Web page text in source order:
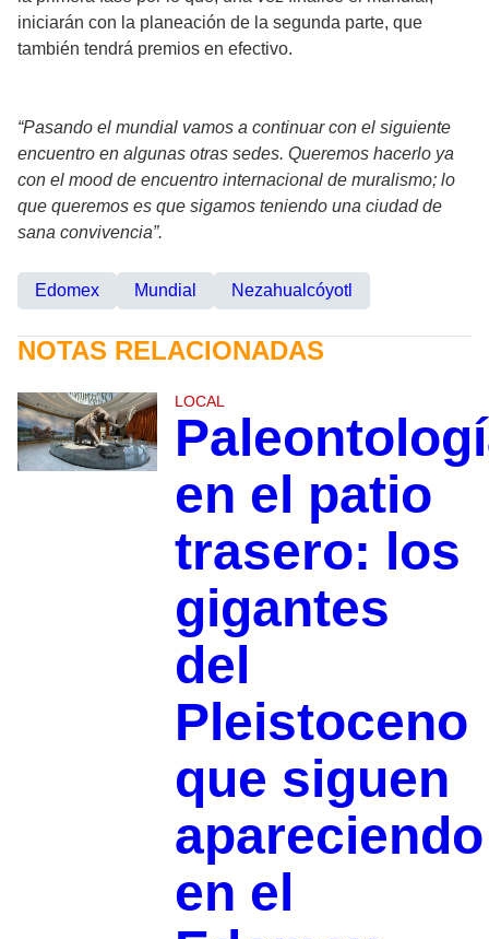
iniciarán con la planeación de la segunda parte, que
también tendrá premios en efectivo.
“Pasando el mundial vamos a continuar con el siguiente
encuentro en algunas otras sedes. Queremos hacerlo ya
con el mood de encuentro internacional de muralismo; lo
que queremos es que sigamos teniendo una ciudad de
sana convivencia”.
Edomex Mundial Nezahualcóyotl
NOTAS RELACIONADAS
LOCAL
en el patio
trasero: los
gigantes
del
Pleistoceno
que siguen
apareciendo
en el